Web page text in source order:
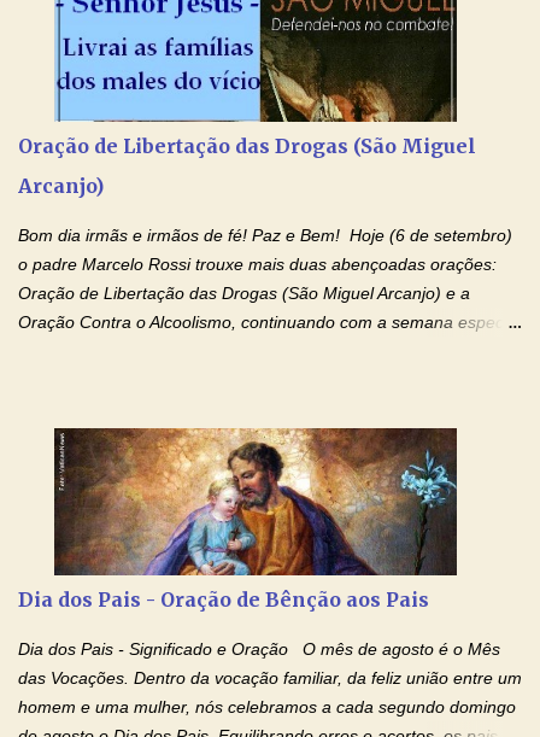
o mesmo Espírito e gozemos sempre da sua consolação. Por
Cristo, Senhor Nosso. Amém. Creio: Creio em Deus Pai Todo-
Poderoso, Criador do céu e da terra; e em Jesus Cristo, seu
único Filho, nosso Senhor; que foi concebido pelo poder do Espí­
rito Santo; nasceu da Virgem Maria, padeceu sob Pôncio Pilatos,
foi crucificado, morto e sepultado. Desceu à mansão dos mortos;
ressuscitou ao terceiro dia; subiu aos céus, está sentado à direita
Oração de Libertação das Drogas (São Miguel
Arcanjo)
Bom dia irmãs e irmãos de fé! Paz e Bem! Hoje (6 de setembro)
o padre Marcelo Rossi trouxe mais duas abençoadas orações:
Oração de Libertação das Drogas (São Miguel Arcanjo) e a
Oração Contra o Alcoolismo, continuando com a semana especial
Ágape de nosso Pai Santo - Jesus - te curar, deixe nossa
Mãezinha do Céu - Maria - te proteger com Seu divino manto.
Não desista, Jesus irá curar todas suas feridas, Creia! Adriana-
Devoção e Fé Oração de Libertação das Drogas (São Miguel
Arcanjo) "Senhor, Pai Eterno, em Nome de Teu Filho Jesus,
Nosso Senhor Jesus Cristo, concedei a vida a todos aqueles que
se encontram encarcerados em um vício, escravos de alguma
droga. Senhor, Pai Poderoso e cheio de Misericórdia, na
autoridade do Nome de Jesus libertai da escravidão do vício das
drogas, c...
Dia dos Pais - Oração de Bênção aos Pais
Dia dos Pais - Significado e Oração O mês de agosto é o Mês
das Vocações. Dentro da vocação familiar, da feliz união entre um
homem e uma mulher, nós celebramos a cada segundo domingo